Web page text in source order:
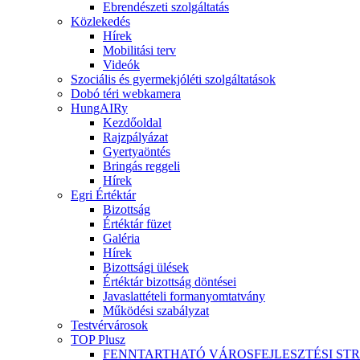
Ebrendészeti szolgáltatás
Közlekedés
Hírek
Mobilitási terv
Videók
Szociális és gyermekjóléti szolgáltatások
Dobó téri webkamera
HungAIRy
Kezdőoldal
Rajzpályázat
Gyertyaöntés
Bringás reggeli
Hírek
Egri Értéktár
Bizottság
Értéktár füzet
Galéria
Hírek
Bizottsági ülések
Értéktár bizottság döntései
Javaslattételi formanyomtatvány
Működési szabályzat
Testvérvárosok
TOP Plusz
FENNTARTHATÓ VÁROSFEJLESZTÉSI